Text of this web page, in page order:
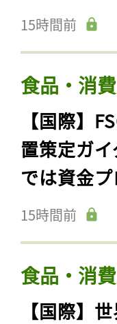
15時間前
食品・消
【国際】
置策定ガ
では資金
15時間前
食品・消
【国際】